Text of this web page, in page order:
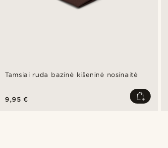
Tamsiai ruda bazinė kišeninė nosinaitė
9,95 €